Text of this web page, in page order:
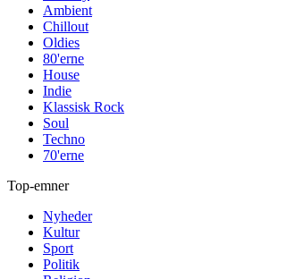
Ambient
Chillout
Oldies
80'erne
House
Indie
Klassisk Rock
Soul
Techno
70'erne
Top-emner
Nyheder
Kultur
Sport
Politik